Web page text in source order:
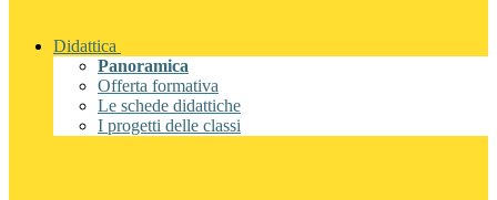
Didattica
Panoramica
Offerta formativa
Le schede didattiche
I progetti delle classi